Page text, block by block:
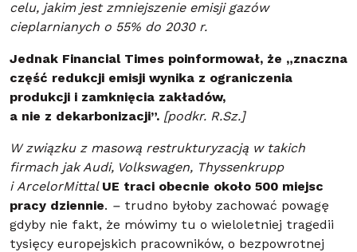
celu, jakim jest zmniejszenie emisji gazów
cieplarnianych o 55% do 2030 r.
Jednak Financial Times poinformował, że „znaczna
część redukcji emisji wynika z ograniczenia
produkcji i zamknięcia zakładów,
a nie z dekarbonizacji”. [podkr. R.Sz.]
W związku z masową restrukturyzacją w takich
firmach jak Audi, Volkswagen, Thyssenkrupp
i ArcelorMittal UE traci obecnie około 500 miejsc
pracy dziennie. – trudno byłoby zachować powagę
gdyby nie fakt, że mówimy tu o wieloletniej tragedii
tysięcy europejskich pracowników, o bezpowrotnej